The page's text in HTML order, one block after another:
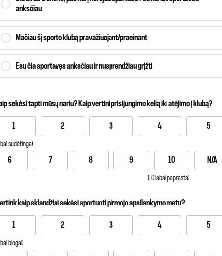
anksčiau
Mačiau šį sporto klubą pravažiuojant/praeinant
Esu čia sportavęs anksčiau ir nusprendžiau grįžti
sekėsi tapti mūsų nariu? Kaip vertini prisijungimo kelią iki atėjimo į klubą?
1 2 3 4 5
sudėtinga)
6 7 8 9 10 N/A
(10 labai paprasta)
kaip sklandžiai sekėsi sportuoti pirmojo apsilankymo metu?
1 2 3 4 5
blogai)